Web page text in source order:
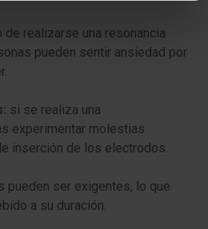
de realizarse una resonancia
pueden sentir ansiedad por
si se realiza una
experimentar molestias
inserción de los electrodos.
pueden ser exigentes, lo que
a su duración.